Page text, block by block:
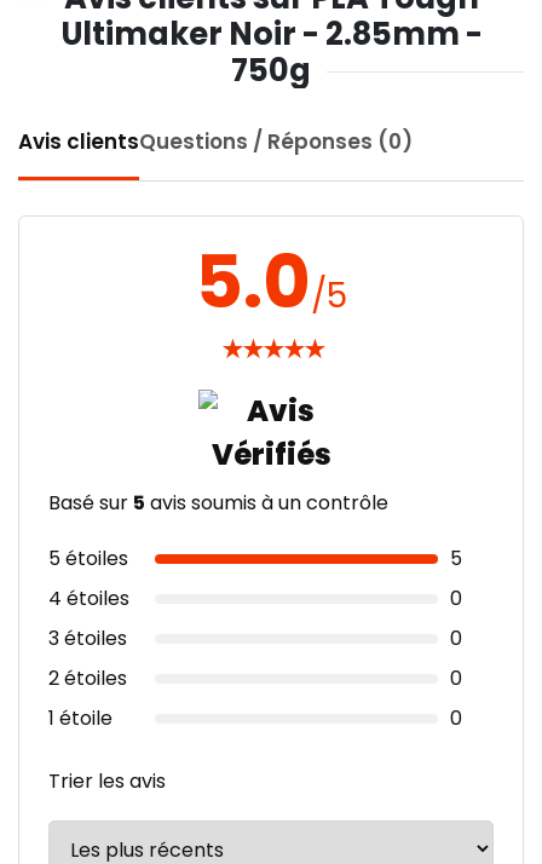
Ultimaker Noir - 2.85mm -
750g
Avis clientsQuestions / Réponses (0)
5.0/5
★★★★★
Basé sur 5 avis soumis à un contrôle
5 étoiles
5
4 étoiles
0
3 étoiles
0
2 étoiles
0
1 étoile
0
Trier les avis